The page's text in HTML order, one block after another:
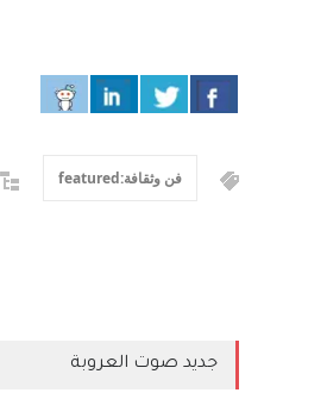
فن وثقافة:featured
جديد صوت العروبة